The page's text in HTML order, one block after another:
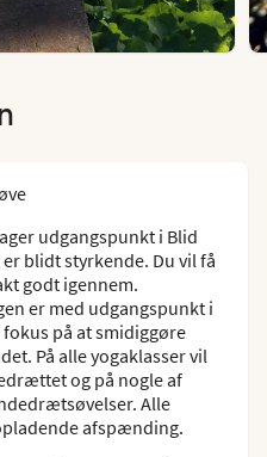
udgangspunkt i Blid
blidt styrkende. Du vil få
godt igennem.
er med udgangspunkt i
på at smidiggøre
På alle yogaklasser vil
og på nogle af
Alle
afspænding.